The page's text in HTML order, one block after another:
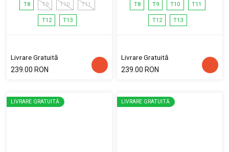
T8 T9 T10 T11
T12 T13
Livrare Gratuită
239.00 RON
T8 T9 T10 T11
T12 T13
Livrare Gratuită
239.00 RON
LIVRARE GRATUITĂ LIVRARE GRATUITĂ